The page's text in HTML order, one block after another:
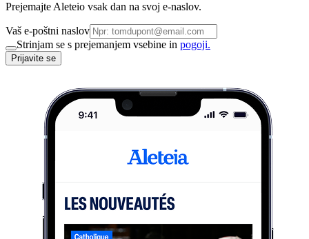
Prejemajte Aleteio vsak dan na svoj e-naslov.
Vaš e-poštni naslov
Strinjam se s prejemanjem vsebine in pogoji.
Prijavite se